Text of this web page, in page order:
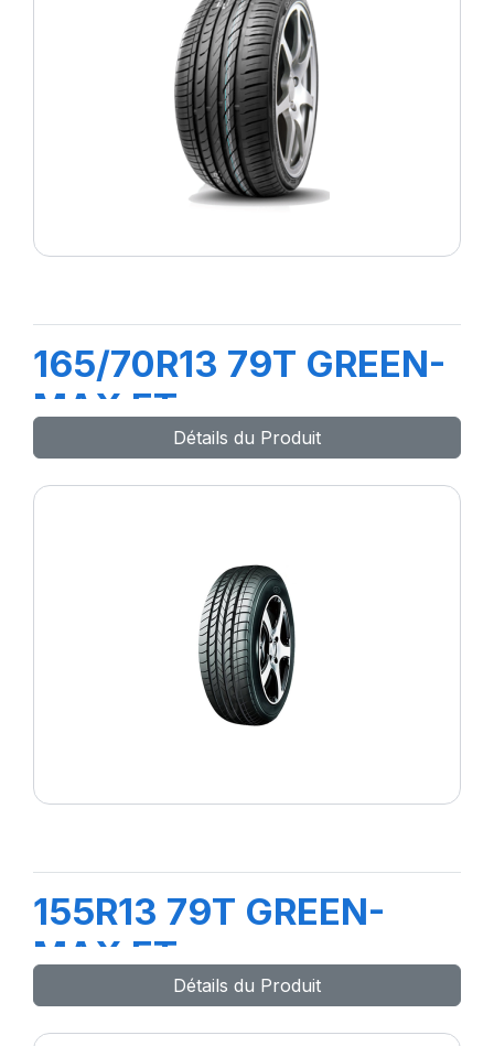
165/70R13 79T GREEN-
MAX ET
Détails du Produit
155R13 79T GREEN-
MAX ET
Détails du Produit